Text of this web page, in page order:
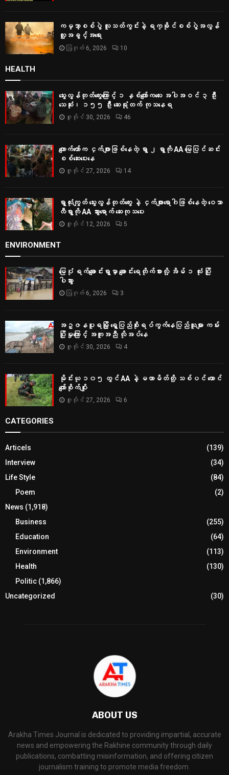
ကမ္ဘာ့စစ်ပွဲ လူသတ်ကွင်းနဲ့ ရက္ခိုင်စစ်ပွဲအလွန်
လူ့အခွင့်အရေး
ဩဂုတ် 6, 2026 10
HEALTH
သွေးလွန်တုတ်ကွေးကြောင့် ၁ နှစ်ကျော်ကလေး အပါအဝင် ၃ ဦး
သေဆုံး၊ ၁၅၅ ဦး ဆေးရုံတက် ကုသနေရ
ဇူလိုင် 30, 2026 46
ကျောက်တော်က ငှက်ဖျားဖြစ်နေတဲ့ ရွာ ၂ ရွာကို AA မြေပြင်ဆင်း
စစ်‌ဆေးပေးနေ
ဇူလိုင် 27, 2026 14
ရွာလုံးကျွတ် သွေးလွန်တုတ်ကွေး နဲ့ ငှက်ဖျားရောဂါဖြစ်နေတဲ့ ဝေသာ
လီရွာကို AA သွားရောက် ဆေးကုသပေး
ဇူလိုင် 12, 2026 5
ENVIRONMENT
မြေပုံ ရက်ချောင်းရွာမှာ ချောင်းရေတိုက်စားလို့ အိမ် ၁ လုံး ပြို
ပါသွား
ဩဂုတ် 6, 2026 3
အဥ္ဇနပူရမြို့ ရွှေပြည်စိုးရပ်ကွက်နေပြည်သူများ ကမ်း
ပြိုမှုကြောင့် အကူအညီ လိုအပ်နေ
ဇူလိုင် 30, 2026 4
မိုင်းယု ၁၀၅ တွင် AA နဲ့ မဟာမိတ်တို့ သစ်ပင် ထောင်
ကျော်စိုက်ပျိုး
ဇူလိုင် 27, 2026 6
CATEGORIES
Articels
(139)
Interview
(34)
Life Style
(84)
Poem
(2)
News (1,918)
Business
(255)
Education
(64)
Environment
(113)
Health
(130)
Politic (1,866)
Uncategorized
(30)
ABOUT US
Arakha Times Journal is dedicated to providing impartial, accurate
news and empowering the Rakhine community through daily
publications, combatting misinformation, and offering citizen
journalism training to promote media freedom.